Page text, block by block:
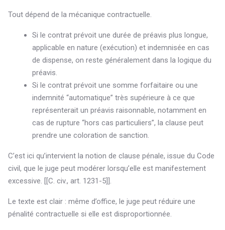
Tout dépend de la mécanique contractuelle.
Si le contrat prévoit une durée de préavis plus longue,
applicable en nature (exécution) et indemnisée en cas
de dispense, on reste généralement dans la logique du
préavis.
Si le contrat prévoit une somme forfaitaire ou une
indemnité “automatique” très supérieure à ce que
représenterait un préavis raisonnable, notamment en
cas de rupture “hors cas particuliers”, la clause peut
prendre une coloration de sanction.
C’est ici qu’intervient la notion de clause pénale, issue du Code
civil, que le juge peut modérer lorsqu’elle est manifestement
excessive. [[C. civ., art. 1231-5]].
Le texte est clair : même d’office, le juge peut réduire une
pénalité contractuelle si elle est disproportionnée.